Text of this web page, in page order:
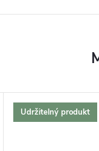
Udržitelný produkt